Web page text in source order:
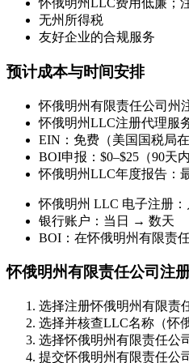
怀俄明州LLC费用低廉；
无州所得税
友好企业的合规服务
预计成本与时间安排
怀俄明州有限责任公司州
怀俄明州LLC注册代理服
EIN：免费（美国国税局在
BOI申报：$0–$25（90天内
怀俄明州LLC年度报告：
怀俄明州 LLC 电子注册
银行账户：当日 → 数天
BOI：在怀俄明州有限责
怀俄明州有限责任公司注
选择注册怀俄明州有限责
选择并核查LLC名称（怀
选择怀俄明州有限责任公
提交怀俄明州有限责任公